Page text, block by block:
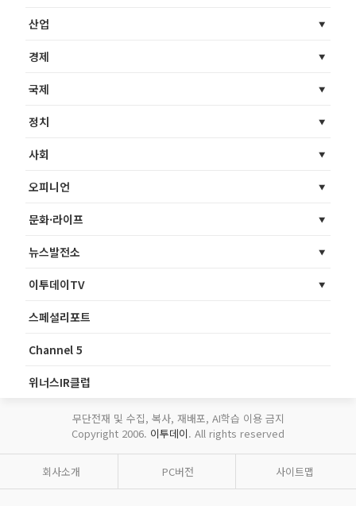
산업
경제
국제
정치
사회
오피니언
문화·라이프
뉴스발전소
이투데이TV
스페셜리포트
Channel 5
위너스IR클럽
무단전재 및 수집, 복사, 재배포, AI학습 이용 금지
Copyright 2006. 이투데이. All rights reserved
회사소개 PC버전 사이트맵